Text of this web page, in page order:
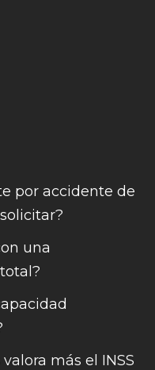
por accidente de
una
más el INSS